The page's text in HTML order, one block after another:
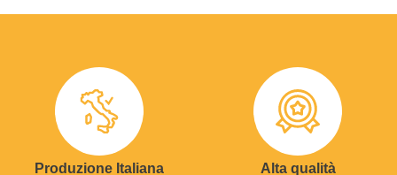
Produzione Italiana Alta qualità